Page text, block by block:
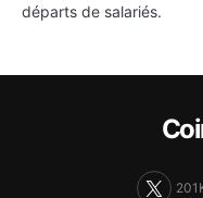
départs de salariés.